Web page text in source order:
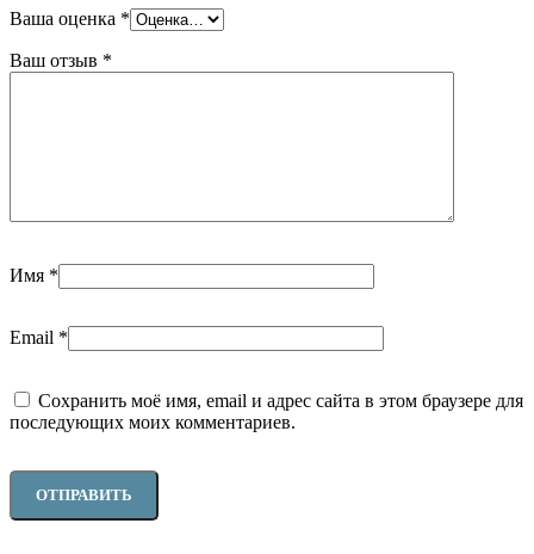
Ваша оценка *
Ваш отзыв *
Имя *
Email *
Сохранить моё имя, email и адрес сайта в этом браузере для
последующих моих комментариев.